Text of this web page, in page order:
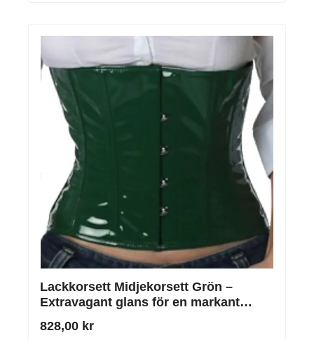
Lackkorsett Midjekorsett Grön –
Extravagant glans för en markant
828,00 kr